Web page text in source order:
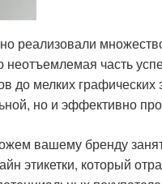
реализовали
неотъемлемая часть
до мелких графических
но и эффективно
вашему бренду
этикетки, который